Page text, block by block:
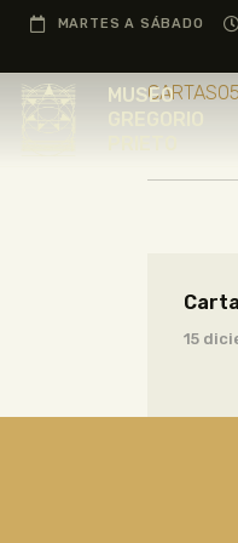
MARTES A SÁBADO
MUSEO
15